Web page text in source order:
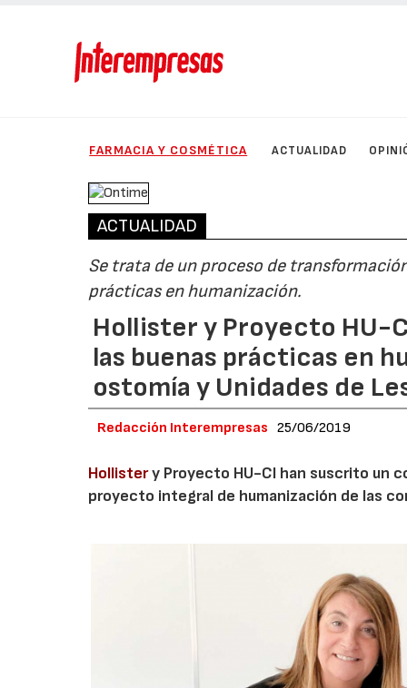
FARMACIA Y COSMÉTICA ACTUALIDAD
ACTUALIDAD
Se trata de un proceso de
prácticas en humanización.
Hollister y Proyecto HU-
las buenas prácticas en
ostomía y Unidades de
Redacción Interempresas 25/06/2019
Hollistery Proyecto HU-CI han suscrito un
proyecto integral de humanización de las